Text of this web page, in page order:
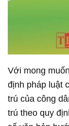
Với mong
định pháp luật
trú của công
trú theo quy